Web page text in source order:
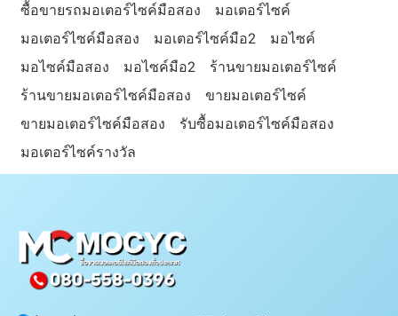
ซื้อขายรถมอเตอร์ไซค์มือสอง
มอเตอร์ไซค์
มอเตอร์ไซค์มือสอง
มอเตอร์ไซค์มือ2
มอไซค์
มอไซค์มือสอง
มอไซค์มือ2
ร้านขายมอเตอร์ไซค์
ร้านขายมอเตอร์ไซค์มือสอง
ขายมอเตอร์ไซค์
ขายมอเตอร์ไซค์มือสอง
รับซื้อมอเตอร์ไซค์มือสอง
มอเตอร์ไซค์รางวัล